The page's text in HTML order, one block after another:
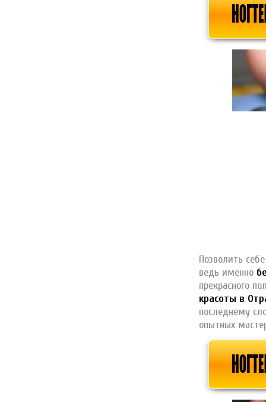
Позволить
ведь именно
прекрасного
красоты в
последнему
опытных